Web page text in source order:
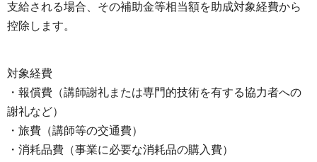
支給される場合、その補助金等相当額を助成対象経費から
控除します。
対象経費
・報償費（講師謝礼または専門的技術を有する協力者への
謝礼など）
・旅費（講師等の交通費）
・消耗品費（事業に必要な消耗品の購入費）